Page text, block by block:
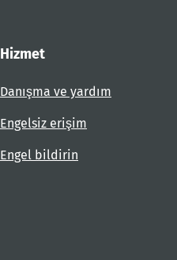
Hizmet
Danışma ve yardım
Engelsiz erişim
Engel bildirin